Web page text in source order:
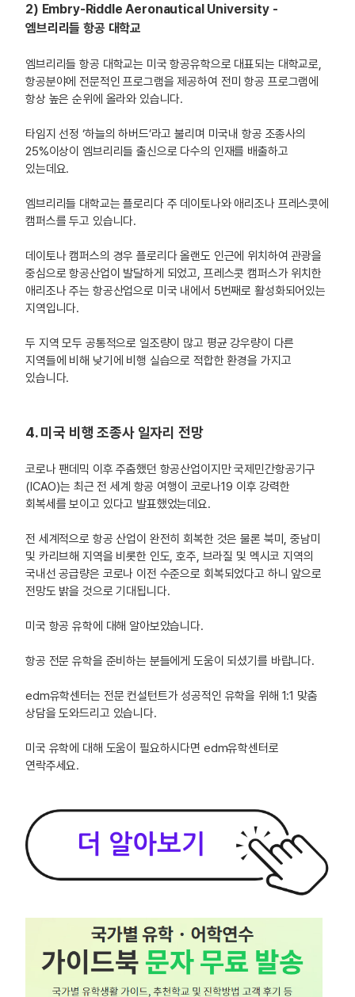
2) Embry-Riddle Aeronautical University -
엠브리리들 항공 대학교
엠브리리들 항공 대학교는 미국 항공유학으로 대표되는 대학교로,
항공분야에 전문적인 프로그램을 제공하여 전미 항공 프로그램에
항상 높은 순위에 올라와 있습니다.
타임지 선정 ‘하늘의 하버드’라고 불리며 미국내 항공 조종사의
25%이상이 엠브리리들 출신으로 다수의 인재를 배출하고
있는데요.
엠브리리들 대학교는 플로리다 주 데이토나와 애리조나 프레스콧에
캠퍼스를 두고 있습니다.
데이토나 캠퍼스의 경우 플로리다 올랜도 인근에 위치하여 관광을
중심으로 항공산업이 발달하게 되었고, 프레스콧 캠퍼스가 위치한
애리조나 주는 항공산업으로 미국 내에서 5번째로 활성화되어있는
지역입니다.
두 지역 모두 공통적으로 일조량이 많고 평균 강우량이 다른
지역들에 비해 낮기에 비행 실습으로 적합한 환경을 가지고
있습니다.
4. 미국 비행 조종사 일자리 전망
코로나 팬데믹 이후 주춤했던 항공산업이지만 국제민간항공기구
(ICAO)는 최근 전 세계 항공 여행이 코로나19 이후 강력한
회복세를 보이고 있다고 발표했었는데요.
전 세계적으로 항공 산업이 완전히 회복한 것은 물론 북미, 중남미
및 카리브해 지역을 비롯한 인도, 호주, 브라질 및 멕시코 지역의
국내선 공급량은 코로나 이전 수준으로 회복되었다고 하니 앞으로
전망도 밝을 것으로 기대됩니다.
미국 항공 유학에 대해 알아보았습니다.
항공 전문 유학을 준비하는 분들에게 도움이 되셨기를 바랍니다.
edm유학센터는 전문 컨설턴트가 성공적인 유학을 위해 1:1 맞춤
상담을 도와드리고 있습니다.
미국 유학에 대해 도움이 필요하시다면 edm유학센터로
연락주세요.